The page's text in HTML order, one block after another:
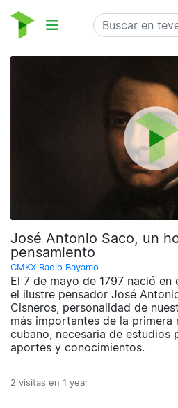
José Antonio Saco, un
pensamiento
CMKX Radio Bayamo
El 7 de mayo de 1797 nació en
el ilustre pensador José
Cisneros, personalidad de
más importantes de la primera
cubano, necesaria de estudios
aportes y conocimientos.
2 visitas en 1 year